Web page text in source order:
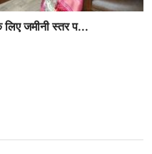
जमीनी स्तर प...